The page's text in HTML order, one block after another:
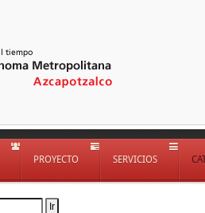
PROYECTO SERVICIOS